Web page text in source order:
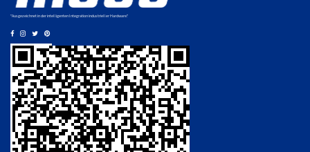
"Ausgezeichnet in der intelligenten Integration industrieller Hardware."